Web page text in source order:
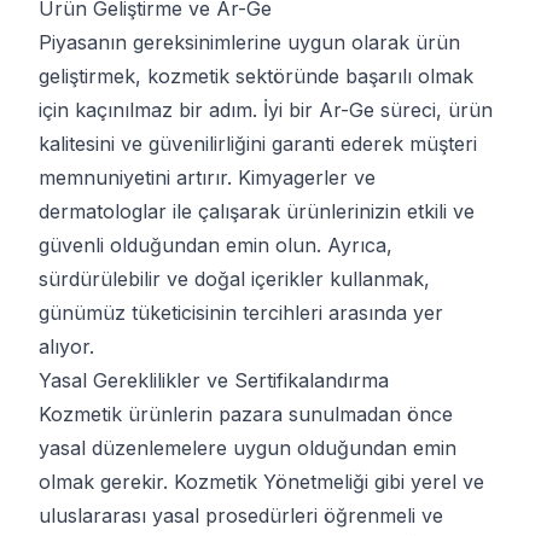
Ürün Geliştirme ve Ar-Ge
Piyasanın gereksinimlerine uygun olarak ürün
geliştirmek, kozmetik sektöründe başarılı olmak
için kaçınılmaz bir adım. İyi bir Ar-Ge süreci, ürün
kalitesini ve güvenilirliğini garanti ederek müşteri
memnuniyetini artırır. Kimyagerler ve
dermatologlar ile çalışarak ürünlerinizin etkili ve
güvenli olduğundan emin olun. Ayrıca,
sürdürülebilir ve doğal içerikler kullanmak,
günümüz tüketicisinin tercihleri arasında yer
alıyor.
Yasal Gereklilikler ve Sertifikalandırma
Kozmetik ürünlerin pazara sunulmadan önce
yasal düzenlemelere uygun olduğundan emin
olmak gerekir. Kozmetik Yönetmeliği gibi yerel ve
uluslararası yasal prosedürleri öğrenmeli ve